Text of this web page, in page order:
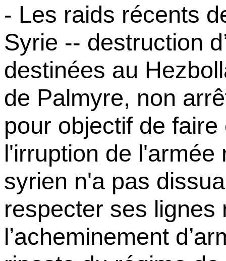
- Les raids récents
Syrie -- destruction
destinées au
de Palmyre, non
pour objectif de
l'irruption de
syrien n'a pas
respecter ses lignes
l’acheminement